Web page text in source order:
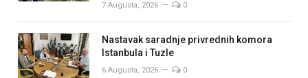
7 Augusta, 2026 0
Nastavak saradnje privrednih komora
Istanbula i Tuzle
6 Augusta, 2026 0